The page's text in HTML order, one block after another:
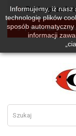
Brak
Strefa dla
Informujemy, iż
technologię plików
sposób
informacji